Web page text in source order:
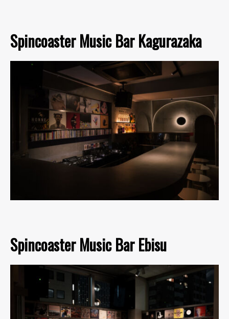
Spincoaster Music Bar Kagurazaka
Spincoaster Music Bar Ebisu